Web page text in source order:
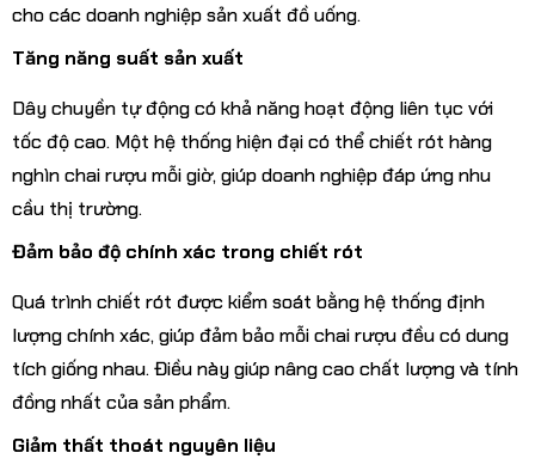
cho các doanh nghiệp sản xuất đồ uống.
Tăng năng suất sản xuất
Dây chuyền tự động có khả năng hoạt động liên tục với
tốc độ cao. Một hệ thống hiện đại có thể chiết rót hàng
nghìn chai rượu mỗi giờ, giúp doanh nghiệp đáp ứng nhu
cầu thị trường.
Đảm bảo độ chính xác trong chiết rót
Quá trình chiết rót được kiểm soát bằng hệ thống định
lượng chính xác, giúp đảm bảo mỗi chai rượu đều có dung
tích giống nhau. Điều này giúp nâng cao chất lượng và tính
đồng nhất của sản phẩm.
Giảm thất thoát nguyên liệu